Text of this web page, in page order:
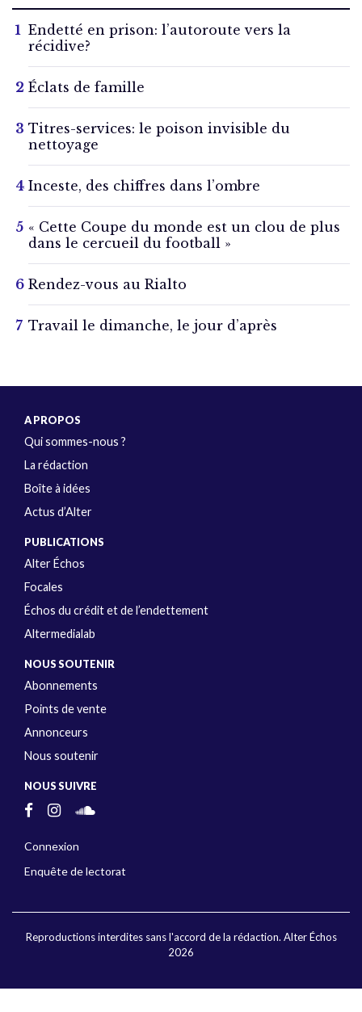
Endetté en prison: l’autoroute vers la
récidive?
Éclats de famille
Titres-services: le poison invisible du
nettoyage
Inceste, des chiffres dans l’ombre
« Cette Coupe du monde est un clou de plus
dans le cercueil du football »
Rendez-vous au Rialto
Travail le dimanche, le jour d’après
A PROPOS
Qui sommes-nous ?
La rédaction
Boîte à idées
Actus d’Alter
PUBLICATIONS
Alter Échos
Focales
Échos du crédit et de l’endettement
Altermedialab
NOUS SOUTENIR
Abonnements
Points de vente
Annonceurs
Nous soutenir
NOUS SUIVRE
Connexion
Enquête de lectorat
Reproductions interdites sans l'accord de la rédaction. Alter Échos
2026